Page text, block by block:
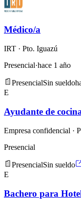
Médico/a
IRT · Pto. Iguazú
Presencial·hace 1 año
PresencialSin sueldo
E
Ayudante de
Empresa confidencial ·
Presencial
PresencialSin sueldo
E
Bachero para